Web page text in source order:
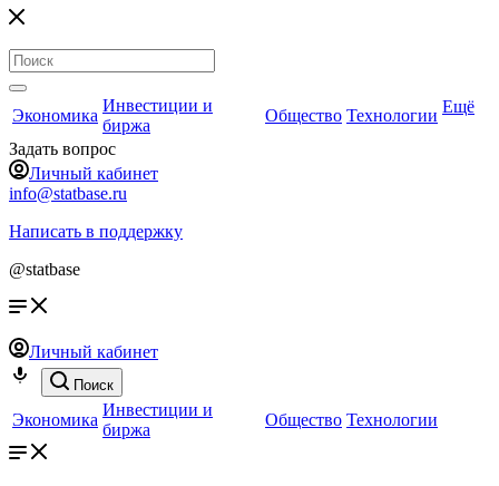
Экономика
Инвестиции и
биржа
Общество Технологии Ещё
Задать вопрос
Личный кабинет
info@statbase.ru
Написать в поддержку
@statbase
Личный кабинет
Поиск
Экономика
Инвестиции и
биржа
Общество Технологии